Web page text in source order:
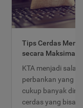
Tips Cerdas
secara Maksimal
KTA menjadi
perbankan yang
cukup banyak
cerdas yang bisa